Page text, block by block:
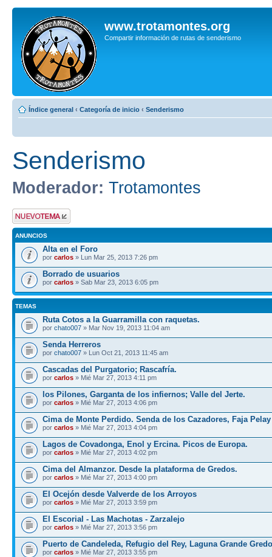
www.trotamontes.org
Compartir información de rutas de senderismo
Índice general ‹ Categoría de inicio ‹ Senderismo
Senderismo
Moderador: Trotamontes
Publicar un nuevo
tema
ANUNCIOS
Alta en el Foro
por carlos » Lun Mar 25, 2013 7:26 pm
Borrado de usuarios
por carlos » Sab Mar 23, 2013 6:05 pm
TEMAS
Ruta Cotos a la Guarramilla con raquetas.
por chato007 » Mar Nov 19, 2013 11:04 am
Senda Herreros
por chato007 » Lun Oct 21, 2013 11:45 am
Cascadas del Purgatorio; Rascafría.
por carlos » Mié Mar 27, 2013 4:11 pm
los Pilones, Garganta de los infiernos; Valle del Jerte.
por carlos » Mié Mar 27, 2013 4:06 pm
Cima de Monte Perdido. Senda de los Cazadores, Faja Pelay
por carlos » Mié Mar 27, 2013 4:04 pm
Lagos de Covadonga, Enol y Ercina. Picos de Europa.
por carlos » Mié Mar 27, 2013 4:02 pm
Cima del Almanzor. Desde la plataforma de Gredos.
por carlos » Mié Mar 27, 2013 4:00 pm
El Ocejón desde Valverde de los Arroyos
por carlos » Mié Mar 27, 2013 3:59 pm
El Escorial - Las Machotas - Zarzalejo
por carlos » Mié Mar 27, 2013 3:56 pm
Puerto de Candeleda, Refugio del Rey, Laguna Grande
por carlos » Mié Mar 27, 2013 3:55 pm